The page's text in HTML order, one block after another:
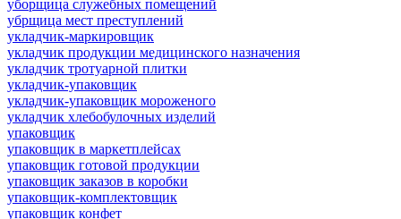
уборщица служебных помещений
убрщица мест преступлений
укладчик-маркировщик
укладчик продукции медицинского назначения
укладчик тротуарной плитки
укладчик-упаковщик
укладчик-упаковщик мороженого
укладчик хлебобулочных изделий
упаковщик
упаковщик в маркетплейсах
упаковщик готовой продукции
упаковщик заказов в коробки
упаковщик-комплектовщик
упаковщик конфет